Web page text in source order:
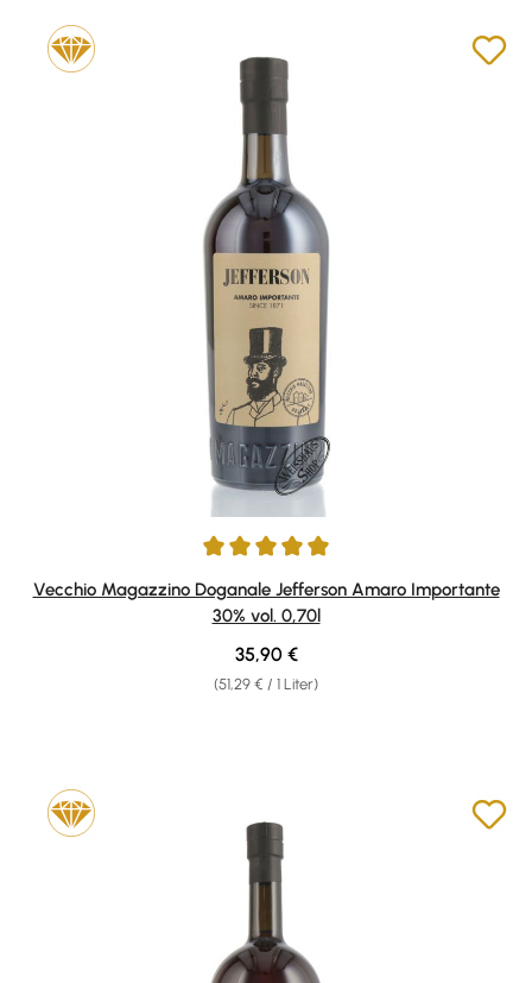
Durchschnittliche Bewertung von 5 von 5 Sternen
Vecchio Magazzino Doganale Jefferson Amaro Importante
30% vol. 0,70l
(51,29 € / 1 Liter)
Regulärer Preis:
35,90 €